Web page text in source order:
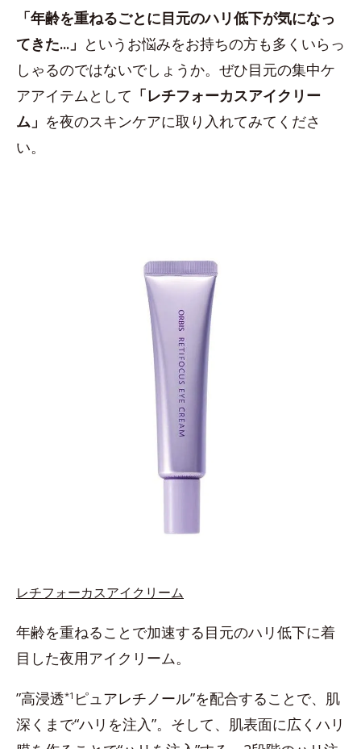
「年齢を重ねるごとに目元のハリ低下が気になっ
てきた...」 というお悩みをお持ちの方も多くいらっ
しゃるのではないでしょうか。ぜひ目元の集中ケ
アアイテムとして 「レチフォーカスアイクリー
ム」 を夜のスキンケアに取り入れてみてくださ
い。
レチフォーカスアイクリーム
年齢を重ねることで加速する目元のハリ低下に着
目した夜用アイクリーム。
”高浸透*1 ピュアレチノール”を配合することで、肌
深くまで“ハリを注入”。そして、肌表面に広くハリ